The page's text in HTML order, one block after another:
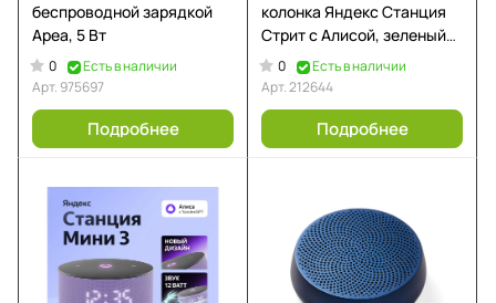
беспроводной зарядкой
Ареа, 5 Вт
0
Есть в наличии
Арт. 975697
Подробнее
колонка Яндекс Станция
Стрит с Алисой, зеленый
(YNDX-00030GRN)
0
Есть в наличии
Арт.212644
Подробнее